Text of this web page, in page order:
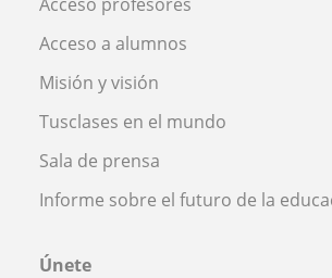
Acceso a alumnos
Misión y visión
Tusclases en el mundo
Sala de prensa
Informe sobre el futuro de la
Únete